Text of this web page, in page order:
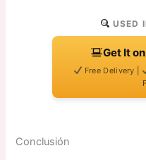
USED
Get It
Free Delivery |
Conclusión